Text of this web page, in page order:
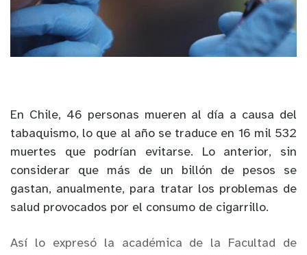
En Chile, 46 personas mueren al día a causa del
tabaquismo, lo que al año se traduce en 16 mil 532
muertes que podrían evitarse. Lo anterior, sin
considerar que más de un billón de pesos se
gastan, anualmente, para tratar los problemas de
salud provocados por el consumo de cigarrillo.
Así lo expresó la académica de la Facultad de